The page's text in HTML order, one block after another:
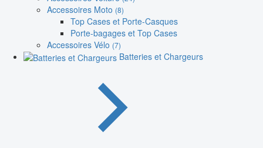
Accessoires Moto (8)
Top Cases et Porte-Casques
Porte-bagages et Top Cases
Accessoires Vélo (7)
Batteries et Chargeurs